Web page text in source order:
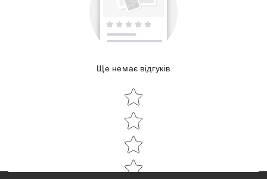
Star rating
Ще немає відгуків
Star rating